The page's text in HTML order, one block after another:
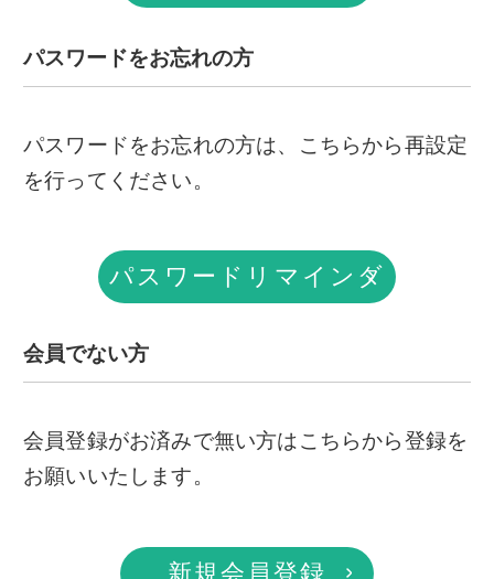
パスワードをお忘れの方
パスワードをお忘れの方は、こちらから再設定
を行ってください。
パスワードリマインダ
会員でない方
会員登録がお済みで無い方はこちらから登録を
お願いいたします。
新規会員登録